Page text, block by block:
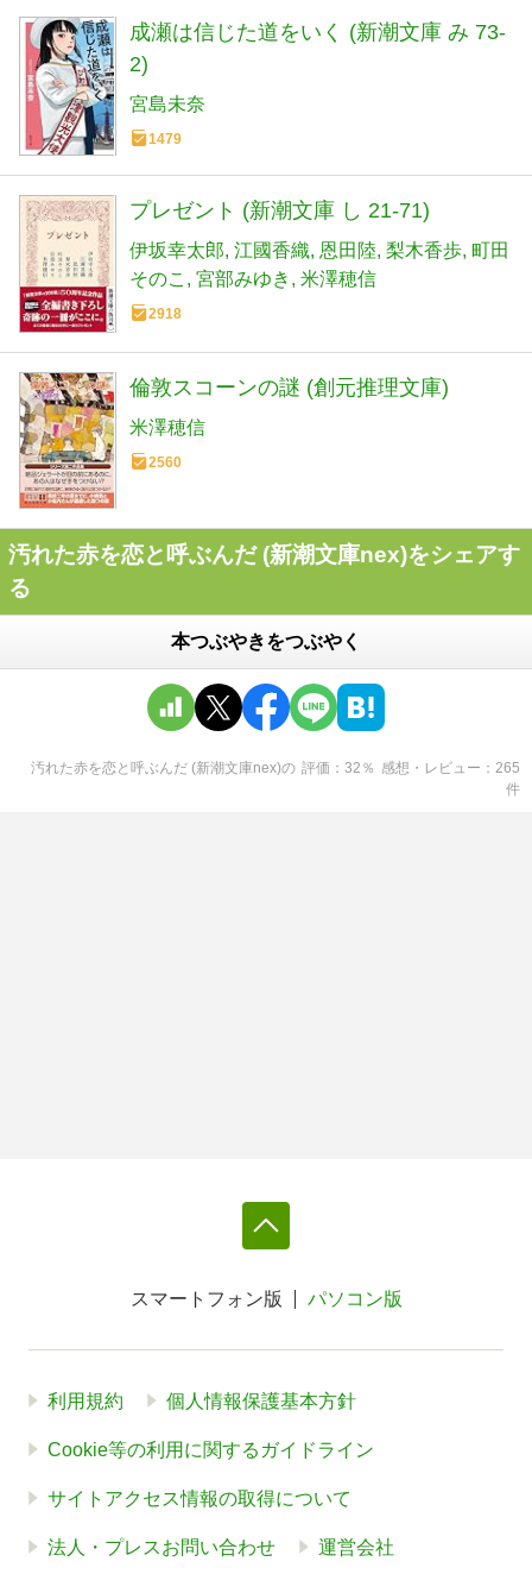
成瀬は信じた道をいく (新潮文庫 み 73-
2)
宮島未奈
1479
プレゼント (新潮文庫 し 21-71)
伊坂幸太郎 江國香織 恩田陸 梨木香歩 町田
そのこ
宮部みゆき 米澤穂信
2918
倫敦スコーンの謎 (創元推理文庫)
米澤穂信
2560
汚れた赤を恋と呼ぶんだ (新潮文庫nex)をシェアす
る
本つぶやきをつぶやく
汚れた赤を恋と呼ぶんだ (新潮文庫nex)の 評価 32 ％ 感想・レビュー
265
件
スマートフォン版 パソコン版
利用規約 個人情報保護基本方針
Cookie等の利用に関するガイドライン
サイトアクセス情報の取得について
法人・プレスお問い合わせ 運営会社